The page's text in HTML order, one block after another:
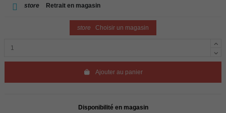
store Retrait en magasin
store Choisir un magasin
Ajouter au panier
Disponibilité en magasin